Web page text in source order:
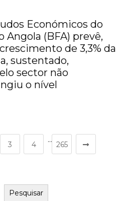
Económicos do
Angola (BFA) prevê,
de 3,3% da
sustentado,
sector não
o nível
3 4
…
265
Pesquisar